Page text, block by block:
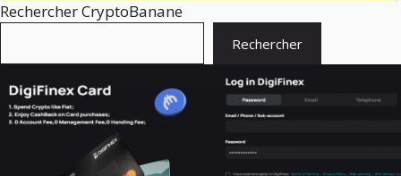
Rechercher CryptoBanane
Rechercher